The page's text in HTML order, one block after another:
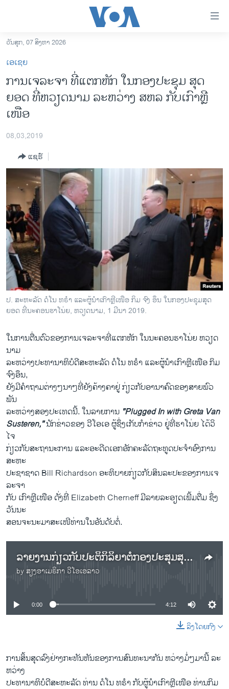
ເຂົ້າ
ຫາ
ຂ້າມ
ຂ້າມ
ໄປ
ຫາ
ຊອກ
ອາເມຣິກາ
ການເລືອກຕັ້ງ ປະທານາທີບໍດີ ສະຫະລັດ 2024
ອິດສະຫຼະພາບດ້ານການຂ່າວ
ຊີວິດຊາວລາວ
ຊຸມຊົນຊາວລາວ
ວິທະຍາສາດ-ເທັກໂນໂລຈີ
ທຸລະກິດ
ພາສາອັງກິດ
ວີດີໂອ
ສຽງ
ລາຍການກະຈາຍສຽງ
ລາຍງານ
ຕິດຕາມພວກເຮົາ ທີ່
ພາສາຕ່າງໆ
ວັນສຸກ, 07 ສິງຫາ 2026
ເອເຊຍ
ການ​ເຈ​ລະ​ຈາ ​ທີ່​ແຕກ​ຫັກ​ ໃນ​ກອງ​ປະ​ຊຸມ ​ສຸດ
ຍອດ ​ທີ່​ຫວຽດ​ນາມ ລະ​ຫວ່າງ​ ສຫລ ກັບ​ເກົາ​ຫຼີ​
ເໜືອ
08,03,2019
ແຊຣ໌
​ປ. ສະ​ຫະ​ລັດ ດໍ​ໂນ ທ​ຣຳ ​ແລະ​ຜູ້​ນຳ​ເກົາ​ຫຼີ​ເໜືອ ກິມ ຈົງ​ ອຶນ ​ໃນກອງ​ປະ​ຊຸມ​ສຸດ
ຍອດ ທີ່​ນະ​ຄອນ​ຮາ​ໂນ່ຍ, ຫວຽດ​ນາມ, 1 ມີ​ນາ 2019.
ໃນ​ການ​ຕື່ນ​ຕົວ​ຂອງ​ການ​ເຈ​ລະ​ຈາ​ທີ່ແຕກ​ຫັກ ໃນ​ນະ​ຄອນ​ຮາ​ໂນ່ຍ ຫວຽດ​
ນາມ
​ລະ​ຫວ່າງ​ປະ​ທາ​ນາ​ທິ​ບໍ​ດີ​ສະ​ຫະ​ລັດ ດໍ​ໂນ ທ​ຣຳ ​ແລະ​ຜູ້​ນຳ​ເກົາ​ຫຼີ​ເໜືອ ກິມ
ຈົງ​ອຶນ, ​
ຍັງມີ​ຄຳ​ຖາມ​ຕ່າງໆ​ນາໆທີ່​ຍັງ​ຄ້າງ​ຄາ​ຢູ່ ​ກ່ຽວ​ກັບອາ​ນາ​ຄົດ​ຂອງ​ສາຍ​ພົວ​
ພັນ​
ລະ​ຫວ່າງ​ສອງ​ປະ​ເທດ​ນີ້. ໃນ​ລາຍ​ການ "Plugged In with Greta Van
Susteren,"ນັກ​ຂ່າວ​ຂອງ ວີ​ໂອ​ເອ ຜູ້​ຊຶ່ງ​ເກັບກຳ​ຂ່າວ ຢູ່​ທີ່​ຮາ​ໂນ່ຍ ໄດ້​ວິ​
ໄຈ
ກ່ຽວ​ກັບສະ​ຖາ​ນະ​ການ ແລະ​ອະ​ດີດເອກ​ອັກ​ຄະ​ລັດ​ຖະ​ທູດ​ປະ​ຈຳ​ອົງ​ການ​
ສະ​ຫະ​
ປະ​ຊາຊາດ Bill Richardson ອະ​ທິ​ບາຍ​ກ່ຽວ​ກັບ​ສິນ​ລະ​ປະ​ຂອງ​ການ​ເຈ​
ລະ​ຈາ
ກັບ ເກົາ​ຫຼີ​ເໜືອ ດັ່ງ​ທີ່ Elizabeth Cherneff ມີ​ລາຍ​ລະ​ອຽດ​ເພີ້ມ​ຕື່ມ ຊຶ່ງ
ວັນ​ນະ
​ສອນຈະ​ນະ​ມາ​ສະ​ເໜີ​ທ່ານ​ໃນ​ອັນ​ດັບ​ຕໍ່.
ລາຍ​ງານ​ກ່ຽວ​ກັບ​​ປະ​ຕິ​ກິ​ລິ​ຍາ​​ຕໍ່ກອງ​ປະ​ສຸມ​ສຸດຍອດ ທີ່​ຫວຽດ​ນາມ​ ຂອງ​ຜູ້​ນຳ​ສະ​ຫະ​ລັດ ກັບ​ເກົາ​ຫຼີ​ເໜືອ
by ສຽງອາເມຣິກາ ວີໂອເອລາວ
No media source currently available
0:00 4:12
ລິງໂດຍກົງ
ການສິ້ນ​ສຸດ​ລົງຢ່າງກະທັນຫັນ​ຂອງ​ການ​ສົນ​ທະ​ນາກັນ​ ຫວ່າງ​ມໍ່ໆ​ມາ​ນີ້ ລະ​
ຫວ່າງ
​ປະ​ທາ​ນາ​ທິ​ບໍ​ດີ​ສະ​ຫະ​ລັດ ທ່ານ ດໍ​ໂນ ທ​ຣຳ ​ກັບ​ຜູ້​ນຳ​ເກົາ​ຫຼີ​ເໜືອ ທ່ານກິມ